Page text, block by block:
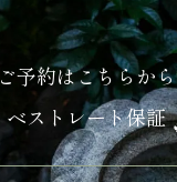
ご予約はこちらから
ベストレート保証